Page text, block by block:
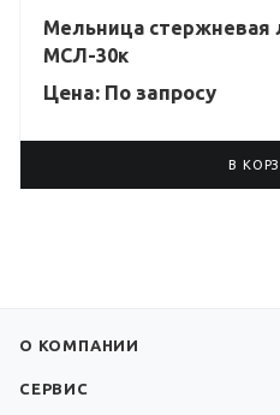
Мельница стержневая
МСЛ-30к
Цена: По запросу
В
О КОМПАНИИ
СЕРВИС